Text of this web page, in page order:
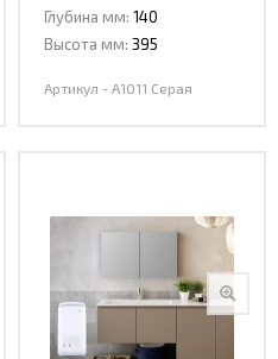
Глубина мм: 140
Высота мм: 395
Артикул - A1011 Серая